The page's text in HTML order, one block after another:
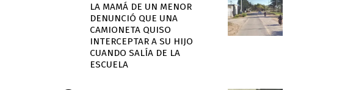
LA MAMÁ DE UN MENOR
DENUNCIÓ QUE UNA
CAMIONETA QUISO
INTERCEPTAR A SU HIJO
CUANDO SALÍA DE LA
ESCUELA